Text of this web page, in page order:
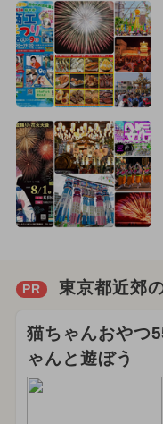
PR 東京都近郊
猫ちゃんおやつ
ゃんと遊ぼう